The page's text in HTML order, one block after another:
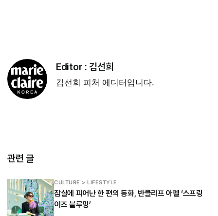
Editor : 김선희
김선희 피처 에디터입니다.
관련 글
CULTURE > LIFESTYLE
잠실에 피어난 한 편의 동화, 반클리프 아펠 ‘스프링
이즈 블루밍’